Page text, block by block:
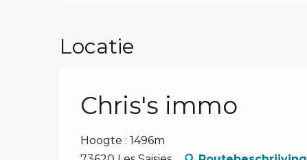
Locatie
Chris's immo
Hoogte : 1496m